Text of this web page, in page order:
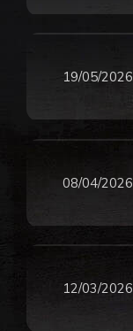
19/05/2026
08/04/2026
12/03/2026